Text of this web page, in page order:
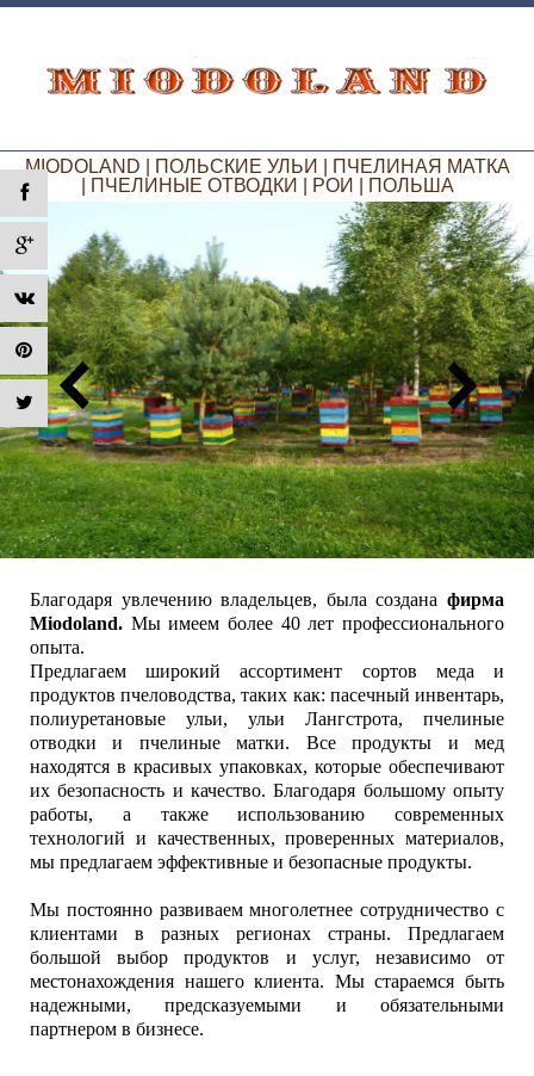
MIODOLAND | ПОЛЬСКИЕ УЛЬИ | ПЧЕЛИНАЯ МАТКА
| ПЧЕЛИНЫЕ ОТВОДКИ | РОИ | ПОЛЬША
Благодаря увлечению владельцев, была создана фирма
Miodoland. Мы имеем более 40 лет профессионального
опыта.
Предлагаем широкий ассортимент сортов меда и
продуктов пчеловодства, таких как: пасечный инвентарь,
полиуретановые ульи, ульи Лангстрота, пчелиные
отводки и пчелиные матки. Все продукты и мед
находятся в красивых упаковках, которые обеспечивают
их безопасность и качество. Благодаря большому опыту
работы, а также использованию современных
технологий и качественных, проверенных материалов,
мы предлагаем эффективные и безопасные продукты.
Мы постоянно развиваем многолетнее сотрудничество с
клиентами в разных регионах страны. Предлагаем
большой выбор продуктов и услуг, независимо от
местонахождения нашего клиента. Мы стараемся быть
надежными, предсказуемыми и обязательными
партнером в бизнесе.